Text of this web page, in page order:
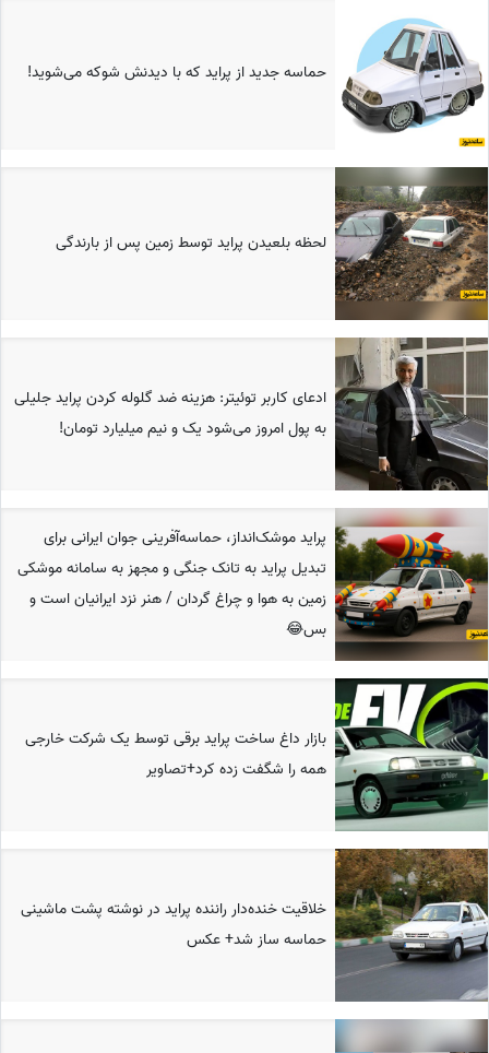
حماسه جدید از پراید که با دیدنش شوکه می‌شوید!
لحظه بلعیدن پراید توسط زمین پس از بارندگی
ادعای کاربر توئیتر: هزینه ضد گلوله کردن پراید جلیلی
به پول امروز می‌شود یک و نیم میلیارد تومان!
پراید موشک‌انداز، حماسه‌آفرینی جوان ایرانی برای
تبدیل پراید به تانک جنگی و مجهز به سامانه موشکی
زمین به هوا و چراغ گردان / هنر نزد ایرانیان است و
بس😂
بازار داغ ساخت پراید برقی توسط یک شرکت خارجی
همه را شگفت زده کرد+تصاویر
خلاقیت خنده‌دار راننده پراید در نوشته پشت ماشینی
حماسه ساز شد+ عکس